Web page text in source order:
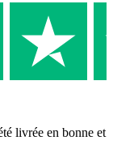
livrée en bonne et